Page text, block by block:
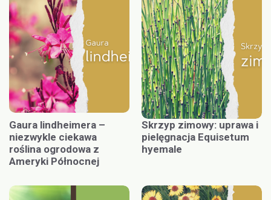
Gaura lindheimera –
niezwykle ciekawa
roślina ogrodowa z
Ameryki Północnej
Skrzyp zimowy: uprawa i
pielęgnacja Equisetum
hyemale